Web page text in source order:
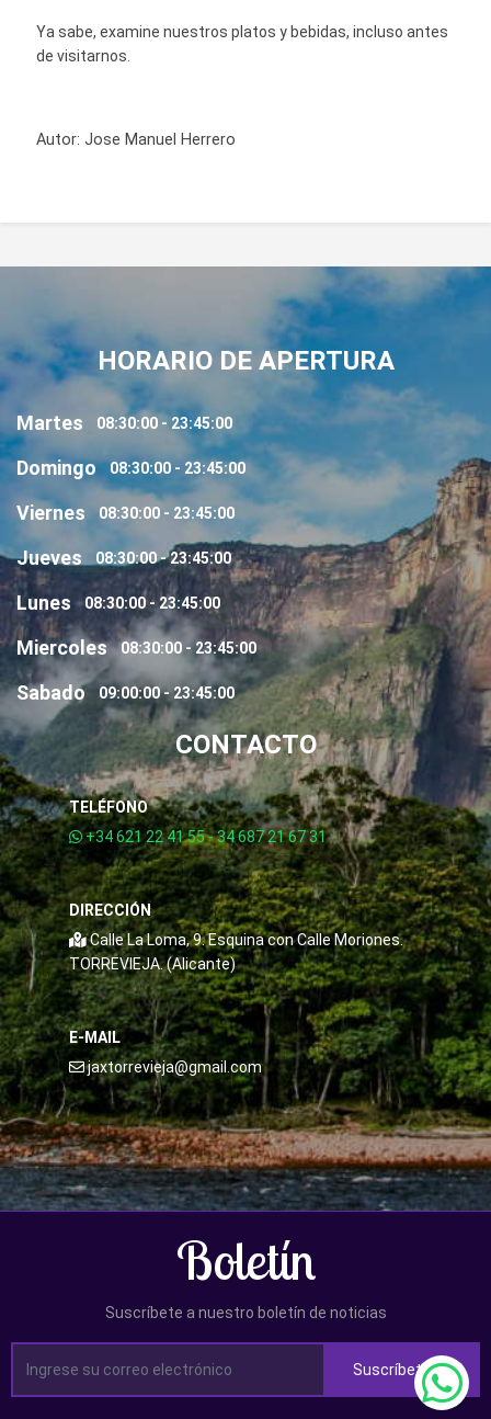
Ya sabe, examine nuestros platos y bebidas, incluso antes
de visitarnos.
Autor: Jose Manuel Herrero
HORARIO DE APERTURA
Martes 08:30:00 - 23:45:00
Domingo 08:30:00 - 23:45:00
Viernes 08:30:00 - 23:45:00
Jueves 08:30:00 - 23:45:00
Lunes 08:30:00 - 23:45:00
Miercoles 08:30:00 - 23:45:00
Sabado 09:00:00 - 23:45:00
CONTACTO
TELÉFONO
+34 621 22 41 55 - 34 687 21 67 31
DIRECCIÓN
Calle La Loma, 9. Esquina con Calle Moriones.
TORREVIEJA. (Alicante)
E-MAIL
jaxtorrevieja@gmail.com
Boletín
Suscríbete a nuestro boletín de noticias
Suscríbete